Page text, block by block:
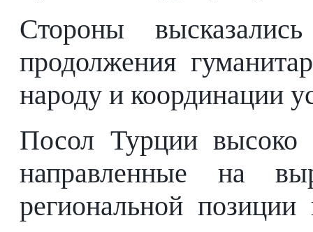
Стороны
продолжения
народу и координации
Посол Турции высоко
направленные на
региональной